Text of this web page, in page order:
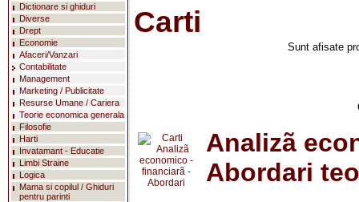
Carti
Sunt afisate
Analizã
Abordari
Dictionare si ghiduri
Diverse
Drept
Economie
Afaceri/Vanzari
Contabilitate
Management
Marketing / Publicitate
Resurse Umane / Cariera
Teorie economica generala
Filosofie
Harti
Invatamant - Educatie
Limbi Straine
Logica
Mama si copilul / Ghiduri
pentru parinti